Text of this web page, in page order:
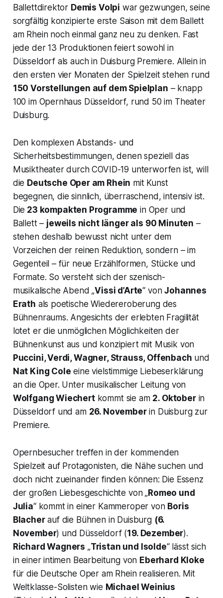
Ballettdirektor Demis Volpi war gezwungen, seine
sorgfältig konzipierte erste Saison mit dem Ballett
am Rhein noch einmal ganz neu zu denken. Fast
jede der 13 Produktionen feiert sowohl in
Düsseldorf als auch in Duisburg Premiere. Allein in
den ersten vier Monaten der Spielzeit stehen rund
150 Vorstellungen auf dem Spielplan – knapp
100 im Opernhaus Düsseldorf, rund 50 im Theater
Duisburg.
Den komplexen Abstands- und
Sicherheitsbestimmungen, denen speziell das
Musiktheater durch COVID-19 unterworfen ist, will
die Deutsche Oper am Rhein mit Kunst
begegnen, die sinnlich, überraschend, intensiv ist.
Die 23 kompakten Programme in Oper und
Ballett – jeweils nicht länger als 90 Minuten –
stehen deshalb bewusst nicht unter dem
Vorzeichen der reinen Reduktion, sondern – im
Gegenteil – für neue Erzähl­formen, Stücke und
Formate. So versteht sich der szenisch-
musikalische Abend „Vissi d’Arte“ vonJohannes
Erath als poetische Wiedereroberung des
Bühnen­raums. Angesichts der erlebten Fragilität
lotet er die unmöglichen Möglichkeiten der
Bühnenkunst aus und konzipiert mit Musik von
Puccini, Verdi, Wagner, Strauss, Offen­bach und
Nat King Cole eine vielstimmige Liebeserklärung
an die Oper. Unter musikalischer Leitung von
Wolfgang Wiechertkommt sie am 2. Oktoberin
Düsseldorf und am 26. Novemberin Duisburg zur
Premiere.
Opernbesucher treffen in der kommenden
Spielzeit auf Protagonisten, die Nähe suchen und
doch nicht zueinander finden können: Die Essenz
der großen Liebesgeschichte von „Romeo und
Julia“ kommt in einer Kammeroper von Boris
Blacherauf die Bühnen in Duisburg (6.
November) und Düsseldorf (19. Dezember).
Richard Wagners „Tristan und Isolde“ lässt sich
in einer intimen Bearbeitung von Eberhard Kloke
für die Deutsche Oper am Rhein realisieren. Mit
Weltklasse-Solisten wie Michael Weinius